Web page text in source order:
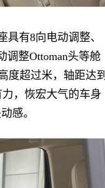
具有8向电动调整、
调整Ottoman头等舱
度超过米，轴距达到
，恢宏大气的车身
感。